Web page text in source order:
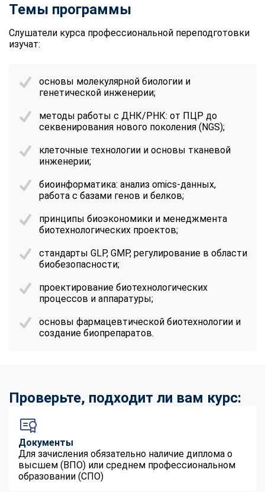
Темы программы
Слушатели курса профессиональной переподготовки
изучат:
основы молекулярной биологии и
генетической инженерии;
методы работы с ДНК/РНК: от ПЦР до
секвенирования нового поколения (NGS);
клеточные технологии и основы тканевой
инженерии;
биоинформатика: анализ omics-данных,
работа с базами генов и белков;
принципы биоэкономики и менеджмента
биотехнологических проектов;
стандарты GLP, GMP, регулирование в области
биобезопасности;
проектирование биотехнологических
процессов и аппаратуры;
основы фармацевтической биотехнологии и
создание биопрепаратов.
Проверьте, подходит ли вам курс:
Документы
Для зачисления обязательно наличие диплома о
высшем (ВПО) или среднем профессиональном
образовании (СПО)